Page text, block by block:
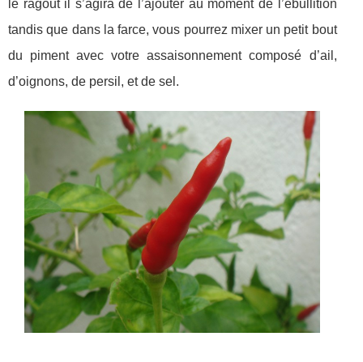
le ragout il s’agira de l’ajouter au moment de l’ébullition
tandis que dans la farce, vous pourrez mixer un petit bout
du piment avec votre assaisonnement composé d’ail,
d’oignons, de persil, et de sel.